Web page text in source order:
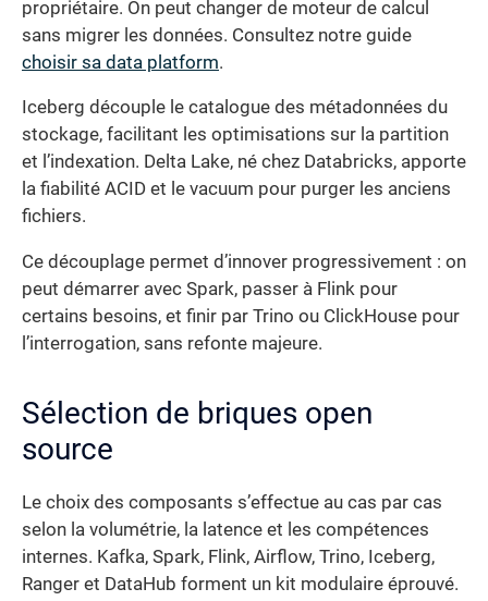
propriétaire. On peut changer de moteur de calcul
sans migrer les données. Consultez notre guide
choisir sa data platform.
Iceberg découple le catalogue des métadonnées du
stockage, facilitant les optimisations sur la partition
et l’indexation. Delta Lake, né chez Databricks, apporte
la fiabilité ACID et le vacuum pour purger les anciens
fichiers.
Ce découplage permet d’innover progressivement : on
peut démarrer avec Spark, passer à Flink pour
certains besoins, et finir par Trino ou ClickHouse pour
l’interrogation, sans refonte majeure.
Sélection de briques open
source
Le choix des composants s’effectue au cas par cas
selon la volumétrie, la latence et les compétences
internes. Kafka, Spark, Flink, Airflow, Trino, Iceberg,
Ranger et DataHub forment un kit modulaire éprouvé.